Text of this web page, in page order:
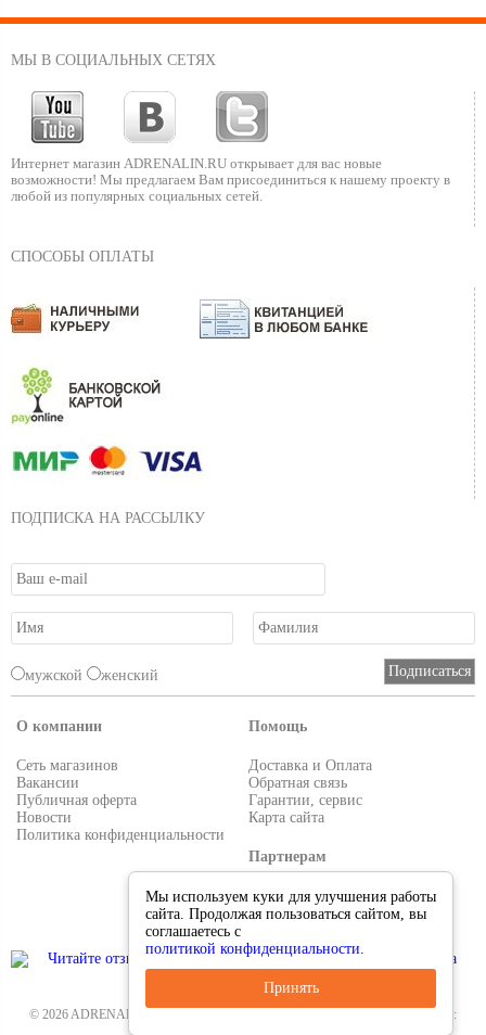
МЫ В СОЦИАЛЬНЫХ СЕТЯХ
Интернет магазин ADRENALIN.RU открывает для вас новые
возможности! Мы предлагаем Вам присоединиться к нашему проекту в
любой из популярных социальных сетей.
СПОСОБЫ ОПЛАТЫ
ПОДПИСКА НА РАССЫЛКУ
мужской женский
О компании
Сеть магазинов
Вакансии
Публичная оферта
Новости
Политика конфиденциальности
Помощь
Доставка и Оплата
Обратная связь
Гарантии, сервис
Карта сайта
Партнерам
Условия работы
Реквизиты
© 2026 ADRENALIN.RU-интернет магазин. Все для туризма и рыбалки. Тел.:
Мы используем куки для улучшения работы
сайта. Продолжая пользоваться сайтом, вы
соглашаетесь с
политикой конфиденциальности.
Принять